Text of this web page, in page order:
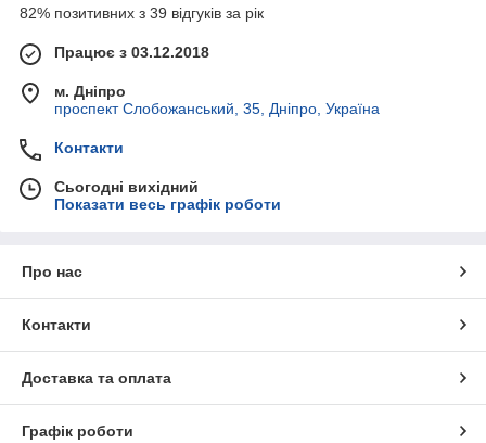
82% позитивних з 39 відгуків за рік
Працює з 03.12.2018
м. Дніпро
проспект Слобожанський, 35, Дніпро, Україна
Контакти
Сьогодні вихідний
Показати весь графік роботи
Про нас
Контакти
Доставка та оплата
Графік роботи